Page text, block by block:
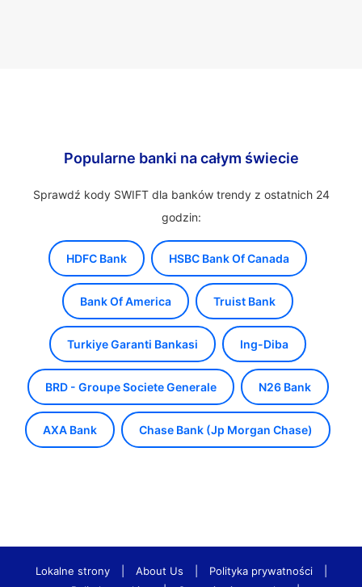
Popularne banki na całym świecie
Sprawdź kody SWIFT dla banków trendy z ostatnich 24
godzin:
HDFC Bank HSBC Bank Of Canada
Bank Of America Truist Bank
Turkiye Garanti Bankasi Ing-Diba
BRD - Groupe Societe Generale N26 Bank
AXA Bank Chase Bank (Jp Morgan Chase)
Lokalne strony About Us Polityka prywatności